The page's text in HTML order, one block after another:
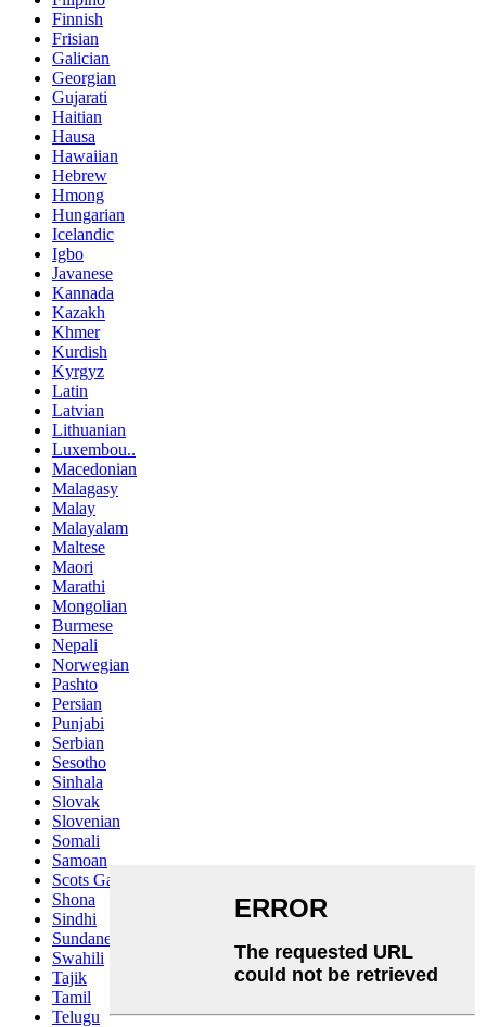
Finnish
Frisian
Galician
Georgian
Gujarati
Haitian
Hausa
Hawaiian
Hebrew
Hmong
Hungarian
Icelandic
Igbo
Javanese
Kannada
Kazakh
Khmer
Kurdish
Kyrgyz
Latin
Latvian
Lithuanian
Luxembou..
Macedonian
Malagasy
Malay
Malayalam
Maltese
Maori
Marathi
Mongolian
Burmese
Nepali
Norwegian
Pashto
Persian
Punjabi
Serbian
Sesotho
Sinhala
Slovak
Slovenian
Somali
Samoan
Scots Gaelic
Shona
Sindhi
Sundanese
Swahili
Tajik
Tamil
Telugu